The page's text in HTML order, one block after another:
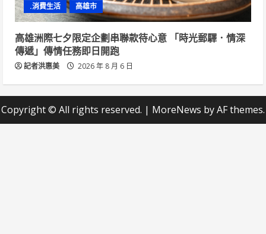
.消費生活 高雄市
高雄洲際七夕限定企劃串聯款待心意 「時光郵驛．情深
傳遞」傳情任務即日開跑
記者洪惠美 2026 年 8 月 6 日
Copyright © All rights reserved. | MoreNews by AF themes.